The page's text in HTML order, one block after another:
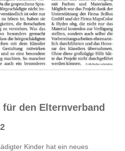
den Elternverband
Kinder hat ein neues